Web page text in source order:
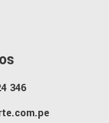
346